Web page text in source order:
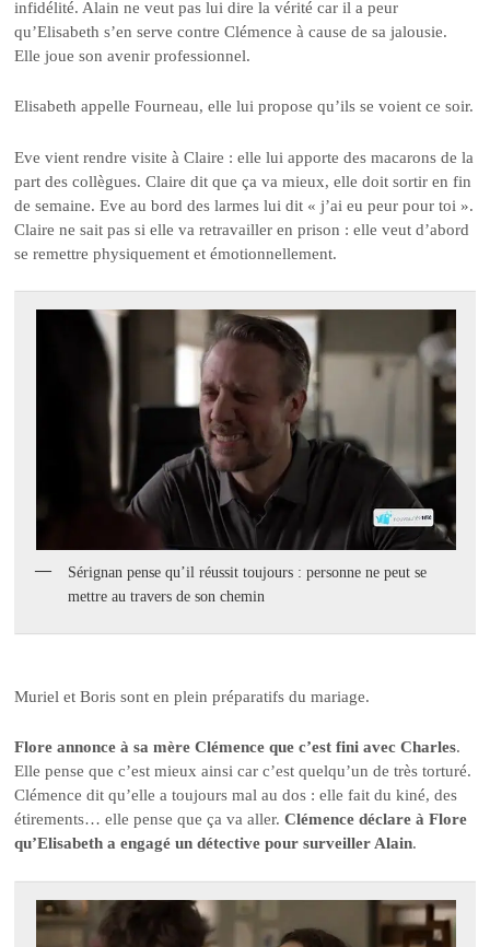
infidélité. Alain ne veut pas lui dire la vérité car il a peur
qu’Elisabeth s’en serve contre Clémence à cause de sa jalousie.
Elle joue son avenir professionnel.
Elisabeth appelle Fourneau, elle lui propose qu’ils se voient ce soir.
Eve vient rendre visite à Claire : elle lui apporte des macarons de la
part des collègues. Claire dit que ça va mieux, elle doit sortir en fin
de semaine. Eve au bord des larmes lui dit « j’ai eu peur pour toi ».
Claire ne sait pas si elle va retravailler en prison : elle veut d’abord
se remettre physiquement et émotionnellement.
Sérignan pense qu’il réussit toujours : personne ne peut se
mettre au travers de son chemin
Muriel et Boris sont en plein préparatifs du mariage.
Flore annonce à sa mère Clémence que c’est fini avec Charles.
Elle pense que c’est mieux ainsi car c’est quelqu’un de très torturé.
Clémence dit qu’elle a toujours mal au dos : elle fait du kiné, des
étirements… elle pense que ça va aller.Clémence déclare à Flore
qu’Elisabeth a engagé un détective pour surveiller Alain.